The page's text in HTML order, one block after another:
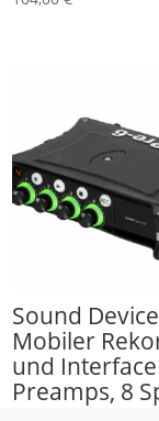
Sound
Mobiler
und
Preamps, 8